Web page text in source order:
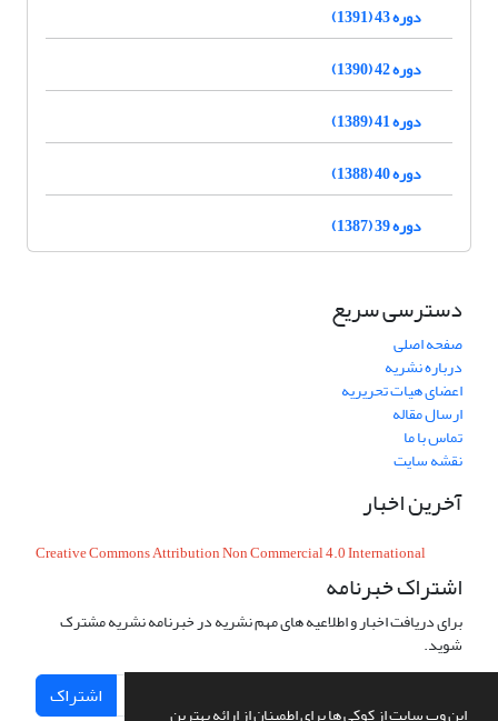
این وب سایت از کوکی ها برای اطمینان از ارائه بهترین
دوره 43 (1391)
دوره 42 (1390)
دوره 41 (1389)
دوره 40 (1388)
دوره 39 (1387)
دسترسی سریع
صفحه اصلی
درباره نشریه
اعضای هیات تحریریه
ارسال مقاله
تماس با ما
نقشه سایت
آخرین اخبار
Creative Commons Attribution Non Commercial 4.0 International
اشتراک خبرنامه
برای دریافت اخبار و اطلاعیه های مهم نشریه در خبرنامه نشریه مشترک
شوید.
اشتراک